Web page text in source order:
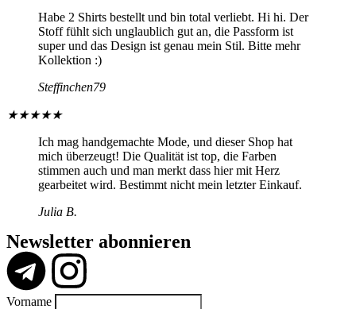
Habe 2 Shirts bestellt und bin total verliebt. Hi hi. Der
Stoff fühlt sich unglaublich gut an, die Passform ist
super und das Design ist genau mein Stil. Bitte mehr
Kollektion :)
Steffinchen79
★★★★★
Ich mag handgemachte Mode, und dieser Shop hat
mich überzeugt! Die Qualität ist top, die Farben
stimmen auch und man merkt dass hier mit Herz
gearbeitet wird. Bestimmt nicht mein letzter Einkauf.
Julia B.
Newsletter abonnieren
Vorname